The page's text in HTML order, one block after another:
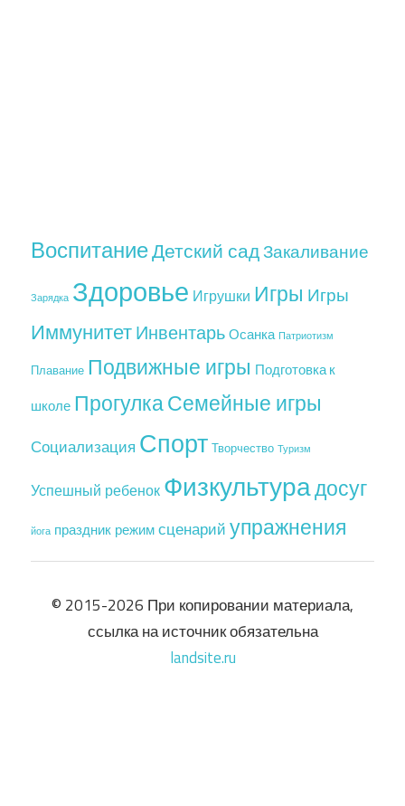
ВоспитаниеДетский садЗакаливание
Зарядка Здоровье Игрушки Игры Игры
ИммунитетИнвентарьОсанка Патриотизм
Плавание Подвижные игры Подготовка к
школе ПрогулкаСемейные игры
Социализация Спорт Творчество Туризм
Успешный ребенок Физкультурадосуг
йога праздник режимсценарийупражнения
© 2015-2026 При копировании материала,
ссылка на источник обязательна
landsite.ru